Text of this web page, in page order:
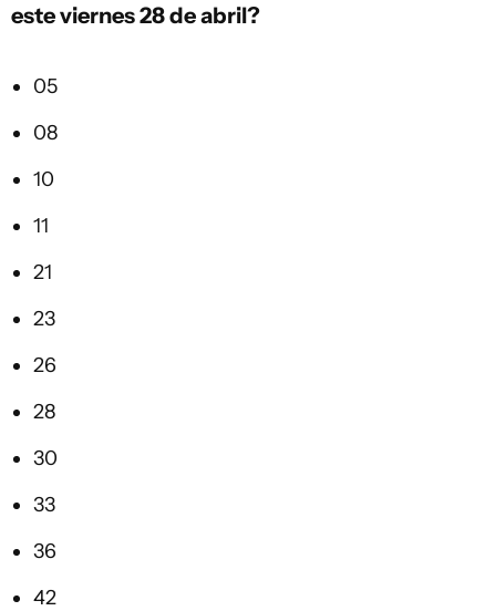
este viernes 28 de abril?
05
08
10
11
21
23
26
28
30
33
36
42